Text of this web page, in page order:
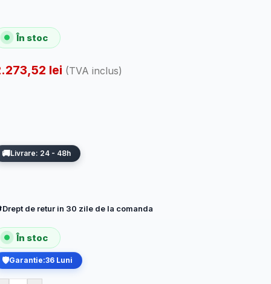
În stoc
lei (TVA inclus)
Livrare: 24 - 48h
Drept de retur in 30 zile de la comanda
În stoc
Garantie:36 Luni